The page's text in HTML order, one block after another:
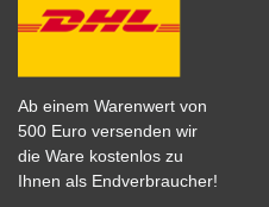
Ab einem Warenwert von
500 Euro versenden wir
die Ware kostenlos zu
Ihnen als Endverbraucher!